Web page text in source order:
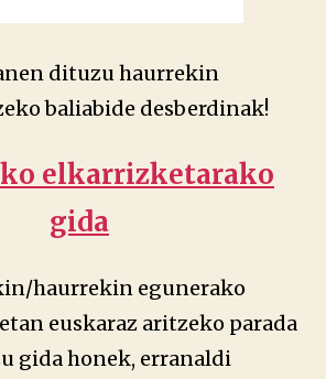
dituzu haurrekin
baliabide desberdinak!
elkarrizketarako
gida
haurrekin egunerako
euskaraz aritzeko parada
gida honek, erranaldi